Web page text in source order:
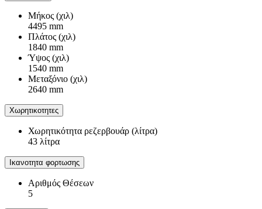
Μήκος (χιλ)
4495 mm
Πλάτος (χιλ)
1840 mm
Ύψος (χιλ)
1540 mm
Μεταξόνιο (χιλ)
2640 mm
Χωρητικοτητες
Χωρητικότητα ρεζερβουάρ (λίτρα)
43 λίτρα
Ικανοτητα φορτωσης
Αριθμός Θέσεων
5